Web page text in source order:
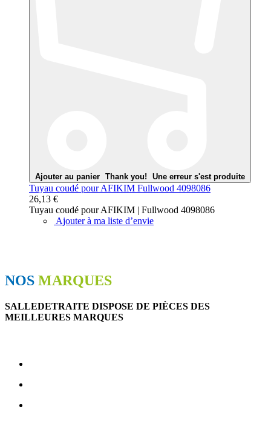
Ajouter au panier Thank you! Une erreur s'est produite
Tuyau coudé pour AFIKIM Fullwood 4098086
26,13 €
Tuyau coudé pour AFIKIM | Fullwood 4098086
Ajouter à ma liste d’envie
NOS MARQUES
SALLEDETRAITE DISPOSE DE PIÈCES DES
MEILLEURES MARQUES